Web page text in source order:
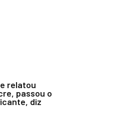
relatou
passou o
diz